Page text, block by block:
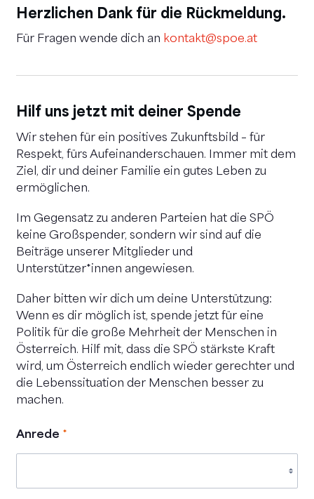
Herzlichen Dank für die Rückmeldung.
Für Fragen wende dich an kontakt@spoe.at
Hilf uns jetzt mit deiner Spende
Wir stehen für ein positives Zukunftsbild – für
Respekt, fürs Aufeinanderschauen. Immer mit dem
Ziel, dir und deiner Familie ein gutes Leben zu
ermöglichen.
Im Gegensatz zu anderen Parteien hat die SPÖ
keine Großspender, sondern wir sind auf die
Beiträge unserer Mitglieder und
Unterstützer*innen angewiesen.
Daher bitten wir dich um deine Unterstützung:
Wenn es dir möglich ist, spende jetzt für eine
Politik für die große Mehrheit der Menschen in
Österreich. Hilf mit, dass die SPÖ stärkste Kraft
wird, um Österreich endlich wieder gerechter und
die Lebenssituation der Menschen besser zu
machen.
Anrede *